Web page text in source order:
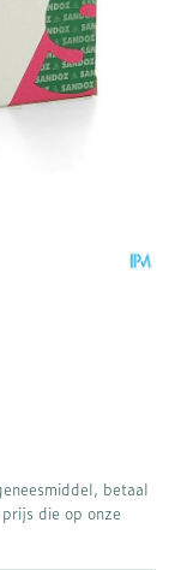
betaal
die op onze